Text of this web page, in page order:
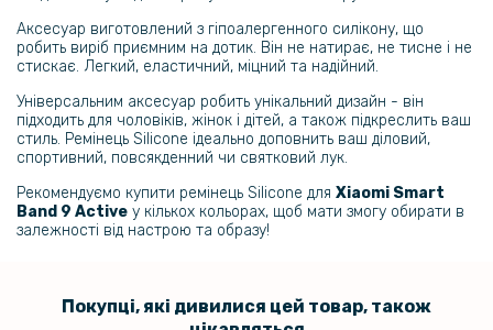
Ремінець Silicone Magnetic для Xiaomi Smart Band 9 Active
95 грн
119 грн
Smart Band 9 Active, Black
Протиударна гідрогелева плівка Hydrogel Film для Xiaomi Band 9
Аксесуар виготовлений з гіпоалергенного силікону, що
робить виріб приємним на дотик. Він не натирає, не тисне і не
стискає. Легкий, еластичний, міцний та надійний.
Універсальним аксесуар робить унікальний дизайн - він
підходить для чоловіків, жінок і дітей, а також підкреслить ваш
стиль. Ремінець Silicone ідеально доповнить ваш діловий,
спортивний, повсякденний чи святковий лук.
Рекомендуємо купити ремінець Silicone для Xiaomi Smart
Band 9 Active у кількох кольорах, щоб мати змогу обирати в
залежності від настрою та образу!
Покупці, які дивилися цей товар, також